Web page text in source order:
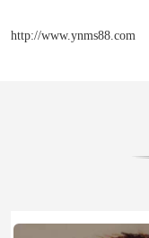
http://www.ynms88.com